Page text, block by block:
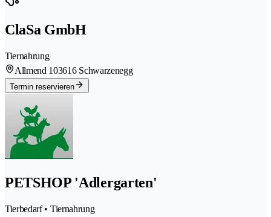
ClaSa GmbH
Tiernahrung
Allmend 103616 Schwarzenegg
Termin reservieren
PETSHOP 'Adlergarten'
Tierbedarf • Tiernahrung